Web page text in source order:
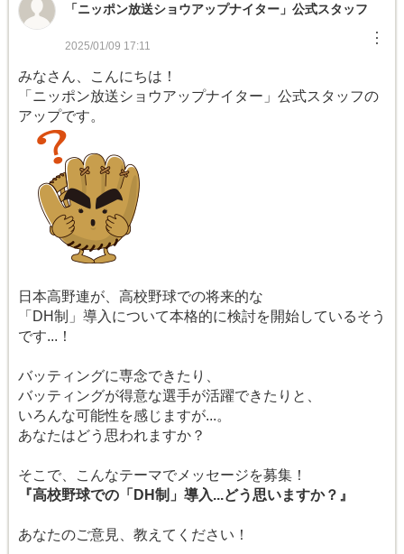
「ニッポン放送ショウアップナイター」公式スタッフ
2025/01/09 17:11 ︙
みなさん、こんにちは！
「ニッポン放送ショウアップナイター」公式スタッフの
アップです。
日本高野連が、高校野球での将来的な
「DH制」導入について本格的に検討を開始しているそう
です...！
バッティングに専念できたり、
バッティングが得意な選手が活躍できたりと、
いろんな可能性を感じますが...。
あなたはどう思われますか？
そこで、こんなテーマでメッセージを募集！
『高校野球での「DH制」導入...どう思いますか？』
あなたのご意見、教えてください！